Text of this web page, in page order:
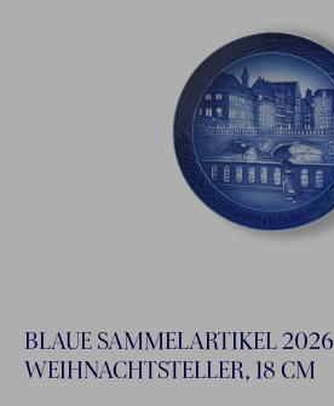
BLAUE SAMMELARTIKEL 2026
WEIHNACHTSTELLER, 18 CM